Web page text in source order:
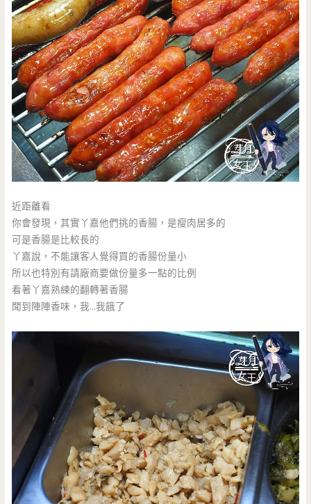
近距離看
你會發現，其實丫嘉他們挑的香腸，是瘦肉居多的
可是香腸是比較長的
丫嘉說，不能讓客人覺得買的香腸份量小
所以也特別有請廠商要做份量多一點的比例
看著丫嘉熟練的翻轉著香腸
聞到陣陣香味，我…我餓了